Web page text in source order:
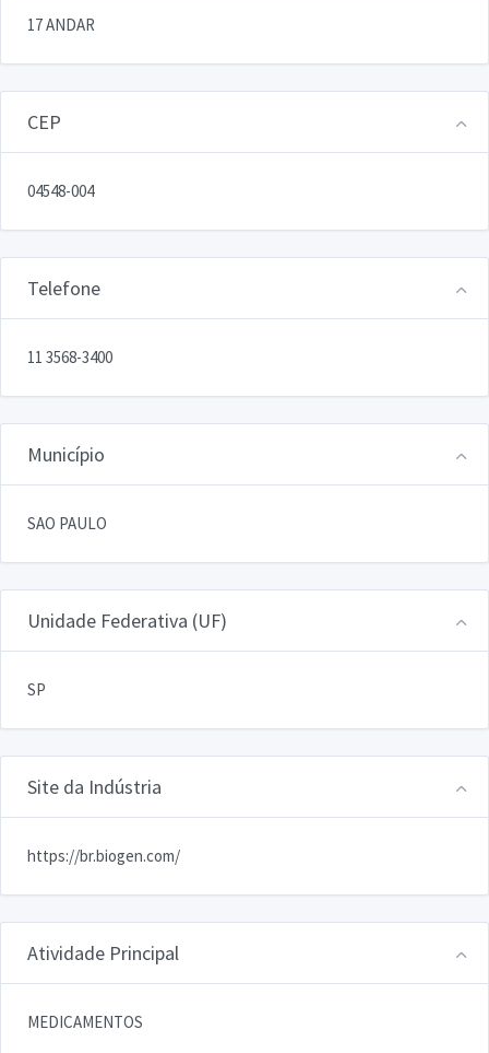
17 ANDAR
CEP
04548-004
Telefone
11 3568-3400
Município
SAO PAULO
Unidade Federativa (UF)
SP
Site da Indústria
https://br.biogen.com/
Atividade Principal
MEDICAMENTOS